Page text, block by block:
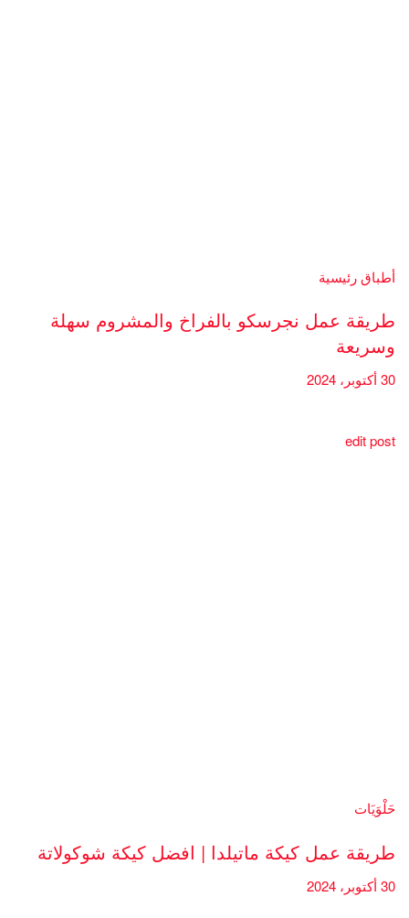
أطباق رئيسية
طريقة عمل نجرسكو بالفراخ والمشروم سهلة
وسريعة
30 أكتوبر، 2024
edit post
حَلْوَيَات
طريقة عمل كيكة ماتيلدا | افضل كيكة شوكولاتة
30 أكتوبر، 2024